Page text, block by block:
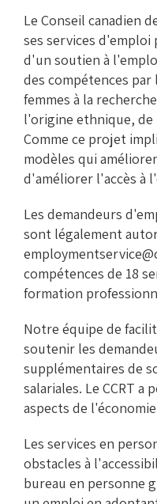
O
O
K
KyDI
N
L
Le Conseil canadien
ses services d'emploi
d'un soutien à
des compétences
femmes à la
l'origine ethnique, de
Comme ce projet
modèles qui
d'améliorer l'accès à
Les demandeurs
sont légalement
compétences de 18
formation
Notre équipe de
soutenir les
supplémentaires de
salariales. Le CCRT
aspects de
Les services en
obstacles à
bureau en personne